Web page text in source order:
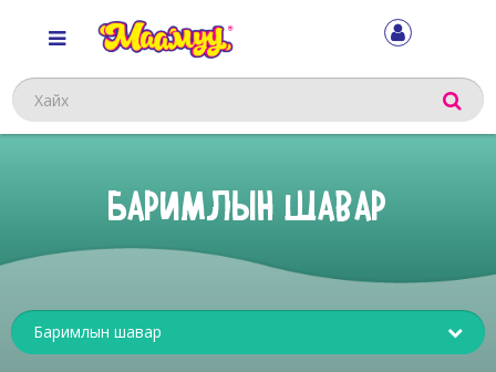
Хайх
БАРИМЛЫН ШАВАР